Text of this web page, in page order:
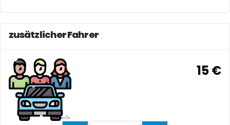
zusätzlicher Fahrer
15 €